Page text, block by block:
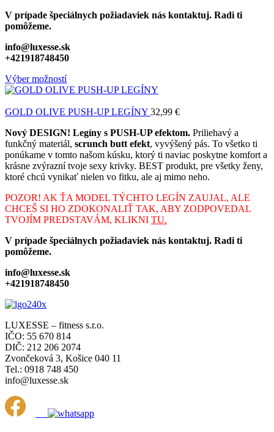
V prípade špeciálnych požiadaviek nás kontaktuj. Radi ti
pomôžeme.
info@luxesse.sk
+421918748450
Výber možností
GOLD OLIVE PUSH-UP LEGÍNY 32,99 €
Nový DESIGN! Legíny s PUSH-UP efektom. Priliehavý a
funkčný materiál, scrunch butt efekt, vyvýšený pás. To všetko ti
ponúkame v tomto našom kúsku, ktorý ti naviac poskytne komfort a
krásne zvýrazní tvoje sexy krivky. BEST produkt, pre všetky ženy,
ktoré chcú vynikať nielen vo fitku, ale aj mimo neho.
POZOR! AK ŤA MODEL TÝCHTO LEGÍN ZAUJAL, ALE
CHCEŠ SI HO ZDOKONALIŤ TAK, ABY ZODPOVEDAL
TVOJÍM PREDSTAVÁM, KLIKNI TU.
V prípade špeciálnych požiadaviek nás kontaktuj. Radi ti
pomôžeme.
info@luxesse.sk
+421918748450
LUXESSE – fitness s.r.o.
IČO: 55 670 814
DIČ: 212 206 2074
Zvončeková 3, Košice 040 11
Tel.: 0918 748 450
info@luxesse.sk